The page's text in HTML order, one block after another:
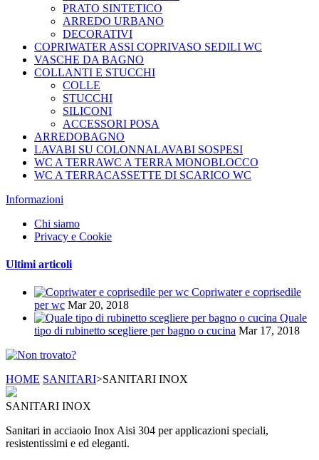
PRATO SINTETICO
ARREDO URBANO
DECORATIVI
COPRIWATER ASSI COPRIVASO SEDILI WC
VASCHE DA BAGNO
COLLANTI E STUCCHI
COLLE
STUCCHI
SILICONI
ACCESSORI POSA
ARREDOBAGNO
LAVABI SU COLONNALAVABI SOSPESI
WC A TERRAWC A TERRA MONOBLOCCO
WC A TERRACASSETTE DI SCARICO WC
Informazioni
Chi siamo
Privacy e Cookie
Ultimi articoli
Copriwater e coprisedile
per wc Mar 20, 2018
Quale
tipo di rubinetto scegliere per bagno o cucina Mar 17, 2018
HOME SANITARI>SANITARI INOX
SANITARI INOX
Sanitari in acciaoio Inox Aisi 304 per applicazioni speciali,
resistentissimi e ed eleganti.